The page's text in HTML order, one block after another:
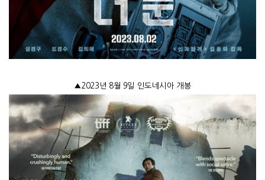
▲2023 년 8월 9일 인도네시아 개봉